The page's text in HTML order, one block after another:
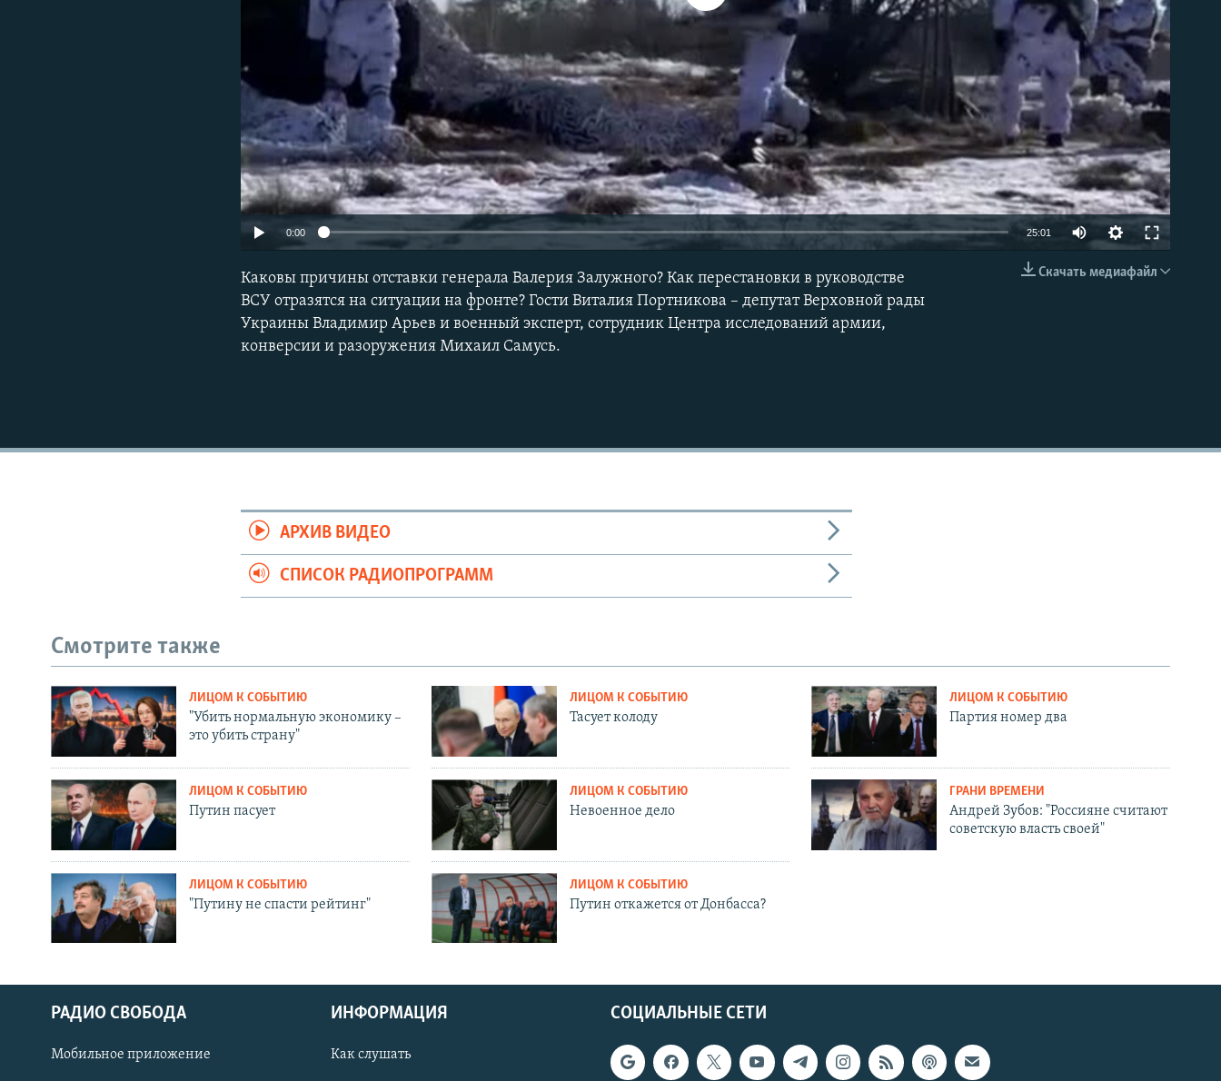
СОЦИАЛЬНЫЕ СЕТИ
EMBED
0:00 25:01 Auto
Скачать медиафайл
Каковы причины отставки генерала Валерия Залужного? Как перестановки в руководстве
ВСУ отразятся на ситуации на фронте? Гости Виталия Портникова – депутат Верховной рады
Украины Владимир Арьев и военный эксперт, сотрудник Центра исследований армии,
конверсии и разоружения Михаил Самусь.
АРХИВ ВИДЕО
СПИСОК РАДИОПРОГРАММ
Смотрите также
ЛИЦОМ К СОБЫТИЮ
"Убить нормальную экономику –
это убить страну"
ЛИЦОМ К СОБЫТИЮ
Тасует колоду
ЛИЦОМ К СОБЫТИЮ
Партия номер два
ЛИЦОМ К СОБЫТИЮ
Путин пасует
ЛИЦОМ К СОБЫТИЮ
Невоенное дело
ГРАНИ ВРЕМЕНИ
Андрей Зубов: "Россияне считают
советскую власть своей"
ЛИЦОМ К СОБЫТИЮ
"Путину не спасти рейтинг"
ЛИЦОМ К СОБЫТИЮ
Путин откажется от Донбасса?
СОЦИАЛЬНЫЕ СЕТИ
РАДИО СВОБОДА
Мобильное приложение
ИНФОРМАЦИЯ
Как слушать